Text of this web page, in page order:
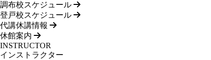
調布校スケジュール
登戸校スケジュール
代講休講情報
休館案内
INSTRUCTOR
インストラクター